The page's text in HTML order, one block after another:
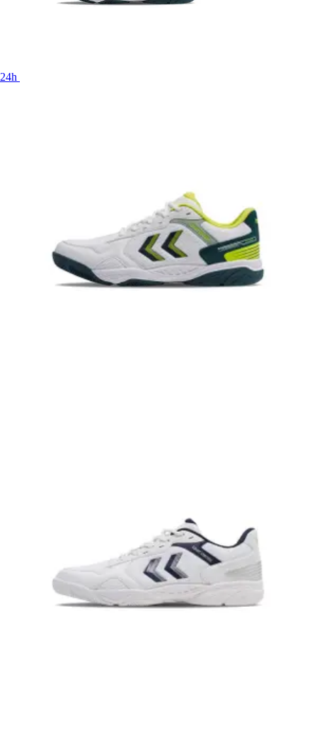
24h